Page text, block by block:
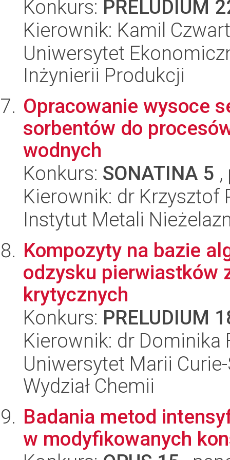
Konkurs: PRELUDIUM
Kierownik: Kamil
Uniwersytet
Inżynierii Produkcji
Opracowanie wysoce
sorbentów do
wodnych
Konkurs: SONATINA 5
Kierownik: dr Krzysztof
Instytut Metali
Kompozyty na bazie
odzysku pierwiastków
krytycznych
Konkurs: PRELUDIUM
Kierownik: dr Dominika
Uniwersytet Marii
Wydział Chemii
Badania metod
w modyfikowanych